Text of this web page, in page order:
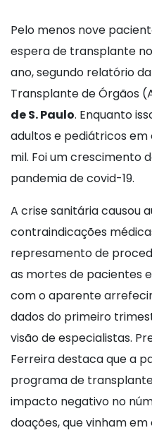
Pelo menos nove
espera de transplante
ano, segundo relatório
Transplante de Órgãos
de S. Paulo. Enquanto
adultos e pediátricos
mil. Foi um crescimento
pandemia de covid-19.
A crise sanitária causou
contraindicações
represamento de
as mortes de pacientes
com o aparente
dados do primeiro
visão de especialistas.
Ferreira destaca que a
programa de
impacto negativo no
doações, que vinham em